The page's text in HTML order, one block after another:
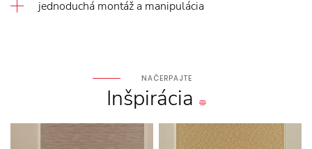
jednoduchá montáž a manipulácia
NAČERPAJTE
Inšpirácia